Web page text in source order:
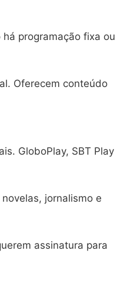
programação fixa ou
Oferecem conteúdo
GloboPlay, SBT Play
jornalismo e
assinatura para